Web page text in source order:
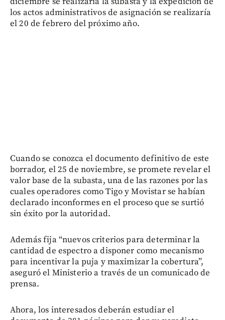
los actos administrativos de asignación se realizaría
el 20 de febrero del próximo año.
Cuando se conozca el documento definitivo de este
borrador, el 25 de noviembre, se promete revelar el
valor base de la subasta, una de las razones por las
cuales operadores como Tigo y Movistar se habían
declarado inconformes en el proceso que se surtió
sin éxito por la autoridad.
Además fija “nuevos criterios para determinar la
cantidad de espectro a disponer como mecanismo
para incentivar la puja y maximizar la cobertura”,
aseguró el Ministerio a través de un comunicado de
prensa.
Ahora, los interesados deberán estudiar el